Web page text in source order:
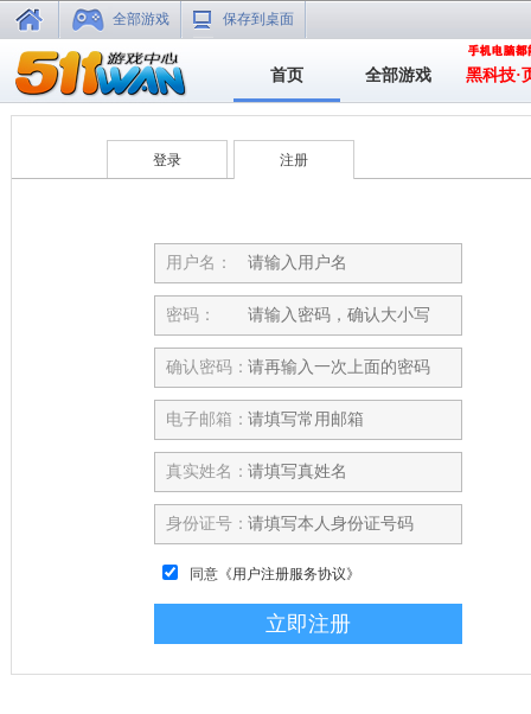
全部游戏 保存到桌面
首页 全部游戏 黑科技·
登录 注册
用户名：
密码：
确认密码：
电子邮箱：
真实姓名：
身份证号：
同意 《用户注册服务协议》